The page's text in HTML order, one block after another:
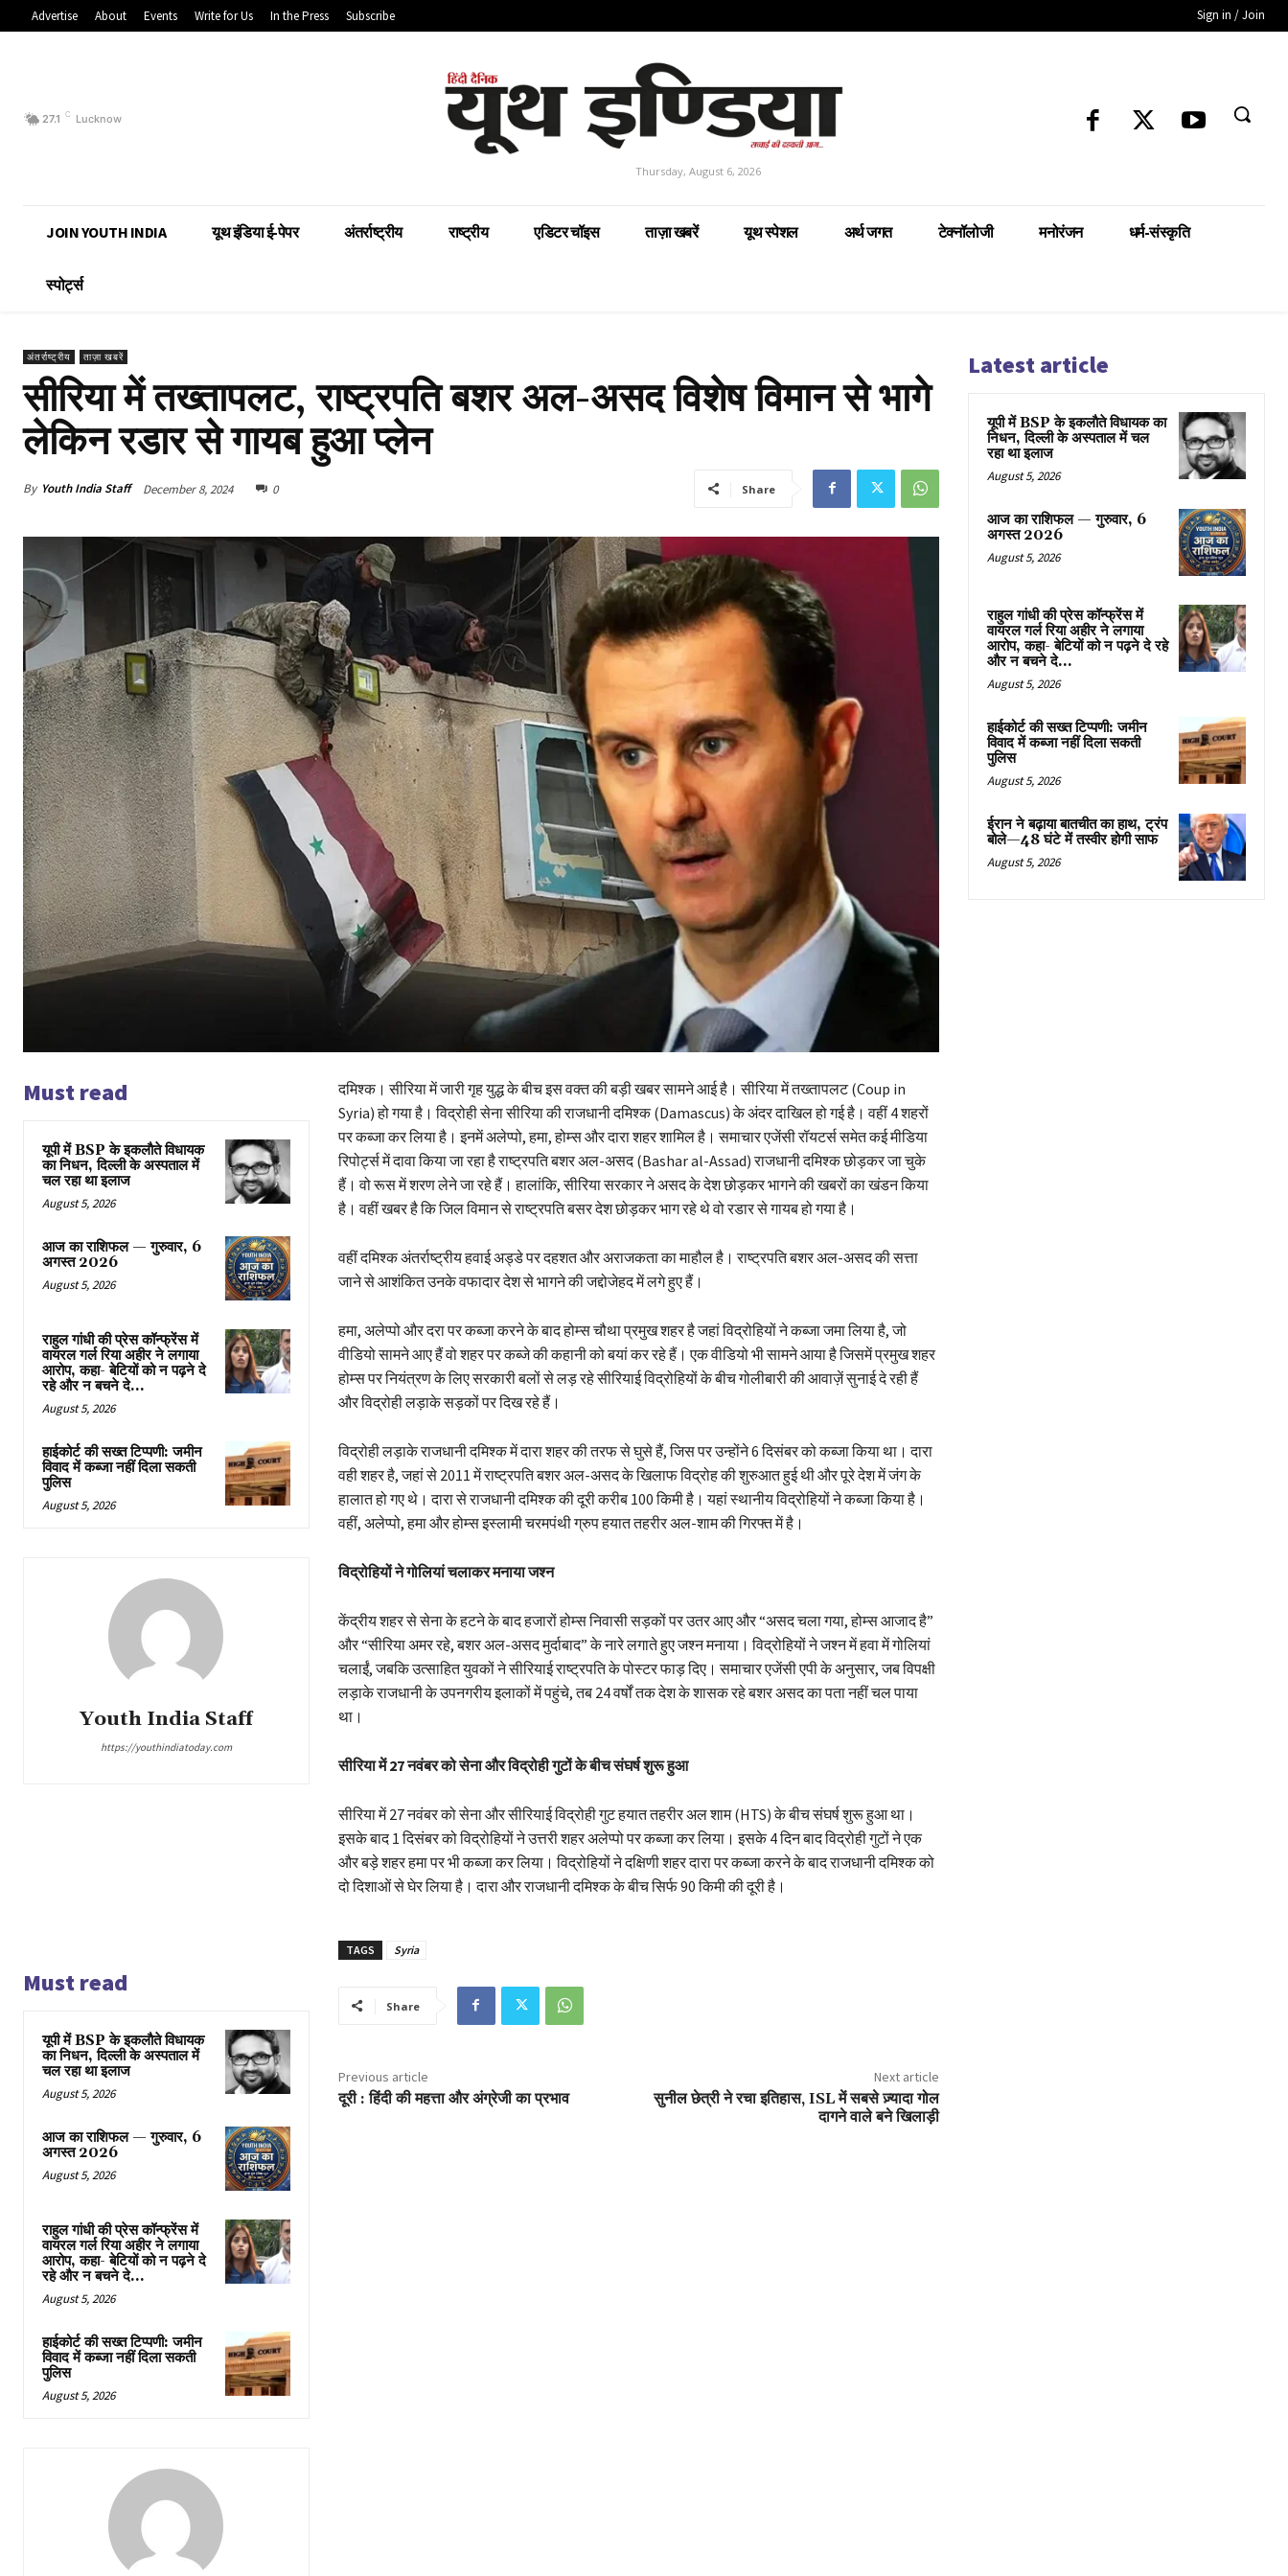
Advertise About Events Write for Us In the Press Subscribe Sign in / Join
27.1 C Lucknow
Thursday, August 6, 2026
JOIN YOUTH INDIA यूथ इंडिया ई-पेपर अंतर्राष्ट्रीय राष्ट्रीय एडिटर चॉइस ताज़ा खबरें यूथ स्पेशल अर्थ जगत टेक्नॉलोजी मनोरंजन धर्म-संस्कृति
स्पोर्ट्स
अंतर्राष्ट्रीय ताज़ा खबरें
सीरिया में तख्तापलट, राष्ट्रपति बशर अल-असद विशेष विमान से भागे
लेकिन रडार से गायब हुआ प्लेन
By Youth India Staff December 8, 2024 0 Share
Must read
यूपी में BSP के इकलाैते विधायक
का निधन, दिल्ली के अस्पताल में
चल रहा था इलाज
August 5, 2026
आज का राशिफल — गुरुवार, 6
अगस्त 2026
August 5, 2026
राहुल गांधी की प्रेस कॉन्फ्रेंस में
वायरल गर्ल रिया अहीर ने लगाया
आरोप, कहा- बेटियों को न पढ़ने दे
रहे और न बचने दे...
August 5, 2026
हाईकोर्ट की सख्त टिप्पणी: जमीन
विवाद में कब्जा नहीं दिला सकती
पुलिस
August 5, 2026
Youth India Staff
https://youthindiatoday.com
दमिश्क। सीरिया में जारी गृह युद्ध के बीच इस वक्त की बड़ी खबर सामने आई है। सीरिया में तख्तापलट (Coup in
Syria) हो गया है। विद्रोही सेना सीरिया की राजधानी दमिश्क (Damascus) के अंदर दाखिल हो गई है। वहीं 4 शहरों
पर कब्जा कर लिया है। इनमें अलेप्पो, हमा, होम्स और दारा शहर शामिल है। समाचार एजेंसी रॉयटर्स समेत कई मीडिया
रिपोर्ट्स में दावा किया जा रहा है राष्ट्रपति बशर अल-असद (Bashar al-Assad) राजधानी दमिश्क छोड़कर जा चुके
हैं। वो रूस में शरण लेने जा रहे हैं। हालांकि, सीरिया सरकार ने असद के देश छोड़कर भागने की खबरों का खंडन किया
है। वहीं खबर है कि जिल विमान से राष्ट्रपति बसर देश छोड़कर भाग रहे थे वो रडार से गायब हो गया है।
वहीं दमिश्क अंतर्राष्ट्रीय हवाई अड्डे पर दहशत और अराजकता का माहौल है। राष्ट्रपति बशर अल-असद की सत्ता
जाने से आशंकित उनके वफादार देश से भागने की जद्दोजेहद में लगे हुए हैं।
हमा, अलेप्पो और दरा पर कब्जा करने के बाद होम्स चौथा प्रमुख शहर है जहां विद्रोहियों ने कब्जा जमा लिया है, जो
वीडियो सामने आए हैं वो शहर पर कब्जे की कहानी को बयां कर रहे हैं। एक वीडियो भी सामने आया है जिसमें प्रमुख शहर
होम्स पर नियंत्रण के लिए सरकारी बलों से लड़ रहे सीरियाई विद्रोहियों के बीच गोलीबारी की आवाज़ें सुनाई दे रही हैं
और विद्रोही लड़ाके सड़कों पर दिख रहे हैं।
विद्रोही लड़ाके राजधानी दमिश्क में दारा शहर की तरफ से घुसे हैं, जिस पर उन्होंने 6 दिसंबर को कब्जा किया था। दारा
वही शहर है, जहां से 2011 में राष्ट्रपति बशर अल-असद के खिलाफ विद्रोह की शुरुआत हुई थी और पूरे देश में जंग के
हालात हो गए थे। दारा से राजधानी दमिश्क की दूरी करीब 100 किमी है। यहां स्थानीय विद्रोहियों ने कब्जा किया है।
वहीं, अलेप्पो, हमा और होम्स इस्लामी चरमपंथी ग्रुप हयात तहरीर अल-शाम की गिरफ्त में है।
विद्रोहियों ने गोलियां चलाकर मनाया जश्न
केंद्रीय शहर से सेना के हटने के बाद हजारों होम्स निवासी सड़कों पर उतर आए और “असद चला गया, होम्स आजाद है”
और “सीरिया अमर रहे, बशर अल-असद मुर्दाबाद” के नारे लगाते हुए जश्न मनाया। विद्रोहियों ने जश्न में हवा में गोलियां
चलाईं, जबकि उत्साहित युवकों ने सीरियाई राष्ट्रपति के पोस्टर फाड़ दिए। समाचार एजेंसी एपी के अनुसार, जब विपक्षी
लड़ाके राजधानी के उपनगरीय इलाकों में पहुंचे, तब 24 वर्षों तक देश के शासक रहे बशर असद का पता नहीं चल पाया
था।
सीरिया में 27 नवंबर को सेना और विद्रोही गुटों के बीच संघर्ष शुरू हुआ
सीरिया में 27 नवंबर को सेना और सीरियाई विद्रोही गुट हयात तहरीर अल शाम (HTS) के बीच संघर्ष शुरू हुआ था।
इसके बाद 1 दिसंबर को विद्रोहियों ने उत्तरी शहर अलेप्पो पर कब्जा कर लिया। इसके 4 दिन बाद विद्रोही गुटों ने एक
और बड़े शहर हमा पर भी कब्जा कर लिया। विद्रोहियों ने दक्षिणी शहर दारा पर कब्जा करने के बाद राजधानी दमिश्क को
दो दिशाओं से घेर लिया है। दारा और राजधानी दमिश्क के बीच सिर्फ 90 किमी की दूरी है।
TAGS Syria
Must read
यूपी में BSP के इकलाैते विधायक
का निधन, दिल्ली के अस्पताल में
चल रहा था इलाज
August 5, 2026
आज का राशिफल — गुरुवार, 6
अगस्त 2026
August 5, 2026
राहुल गांधी की प्रेस कॉन्फ्रेंस में
वायरल गर्ल रिया अहीर ने लगाया
आरोप, कहा- बेटियों को न पढ़ने दे
रहे और न बचने दे...
August 5, 2026
हाईकोर्ट की सख्त टिप्पणी: जमीन
विवाद में कब्जा नहीं दिला सकती
पुलिस
August 5, 2026
Share
Previous article
दूरी : हिंदी की महत्ता और अंग्रेजी का प्रभाव
Next article
सुनील छेत्री ने रचा इतिहास, ISL में सबसे ज़्यादा गोल
दागने वाले बने खिलाड़ी
Latest article
यूपी में BSP के इकलाैते विधायक का
निधन, दिल्ली के अस्पताल में चल
रहा था इलाज
August 5, 2026
आज का राशिफल — गुरुवार, 6
अगस्त 2026
August 5, 2026
राहुल गांधी की प्रेस कॉन्फ्रेंस में
वायरल गर्ल रिया अहीर ने लगाया
आरोप, कहा- बेटियों को न पढ़ने दे रहे
और न बचने दे...
August 5, 2026
हाईकोर्ट की सख्त टिप्पणी: जमीन
विवाद में कब्जा नहीं दिला सकती
पुलिस
August 5, 2026
ईरान ने बढ़ाया बातचीत का हाथ, ट्रंप
बोले—48 घंटे में तस्वीर होगी साफ
August 5, 2026